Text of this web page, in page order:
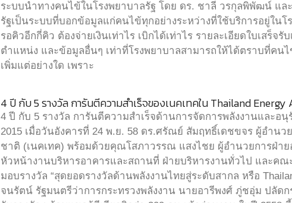
ระบบนำทางคนไข้ในโรงพยาบาลรัฐ โดย ดร. ชาลี วรกุลพิพัฒน์ แล
รัฐเป็นระบบที่บอกข้อมูลแก่คนไข้ทุกอย่างระหว่างที่ใช้บริการอยู่ในโ
รอคิวอีกกี่คิว ต้องจ่ายเงินเท่าไร เบิกได้เท่าไร รายละเอียดใบเสร็จ
ตำแหน่ง และข้อมูลอื่นๆ เท่าที่โรงพยาบาลสามารถให้ได้ตราบที่คน
เพิ่มแต่อย่างใด เพราะ
4 ปี กับ 5 รางวัล การันตีความสำเร็จของเนคเทคใน Thailand Energy
4 ปี กับ 5 รางวัล การันตีความสำเร็จด้านการจัดการพลังงานและอนุ
2015 เมื่อวันอังคารที่ 24 พ.ย. 58 ดร.ศรัณย์ สัมฤทธิ์เดชขจร ผู้อำน
ชาติ (เนคเทค) พร้อมด้วยคุณโสภาวรรณ แสงไชย ผู้อำนวยการฝ่า
หัวหน้างานบริหารอาคารและสถานที่ ฝ่ายบริหารงานทั่วไป และค
มอบรางวัล “สุดยอดรางวัลด้านพลังงานไทยสู่ระดับสากล หรือ
จนรัตน์ รัฐมนตรีว่าการกระทรวงพลังงาน นายอารีพงศ์ ภู่ชอุ่ม ปลัด